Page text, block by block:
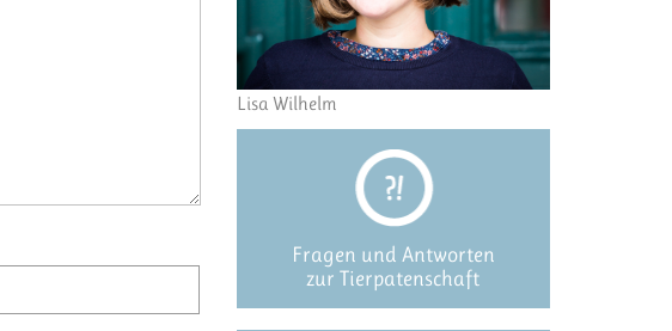
Lisa Wilhelm
Fragen und Antworten
zur Tierpatenschaft